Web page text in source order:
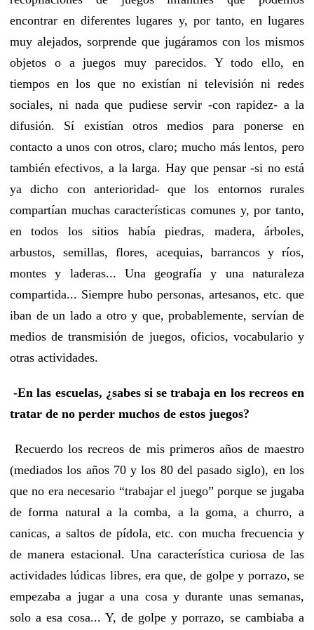
encontrar en diferentes lugares y, por tanto, en lugares
muy alejados, sorprende que jugáramos con los mismos
objetos o a juegos muy parecidos. Y todo ello, en
tiempos en los que no existían ni televisión ni redes
sociales, ni nada que pudiese servir -con rapidez- a la
difusión. Sí existían otros medios para ponerse en
contacto a unos con otros, claro; mucho más lentos, pero
también efectivos, a la larga. Hay que pensar -si no está
ya dicho con anterioridad- que los entornos rurales
compartían muchas características comunes y, por tanto,
en todos los sitios había piedras, madera, árboles,
arbustos, semillas, flores, acequias, barrancos y ríos,
montes y laderas... Una geografía y una naturaleza
compartida... Siempre hubo personas, artesanos, etc. que
iban de un lado a otro y que, probablemente, servían de
medios de transmisión de juegos, oficios, vocabulario y
otras actividades.
-En las escuelas, ¿sabes si se trabaja en los recreos en
tratar de no perder muchos de estos juegos?
Recuerdo los recreos de mis primeros años de maestro
(mediados los años 70 y los 80 del pasado siglo), en los
que no era necesario “trabajar el juego” porque se jugaba
de forma natural a la comba, a la goma, a churro, a
canicas, a saltos de pídola, etc. con mucha frecuencia y
de manera estacional. Una característica curiosa de las
actividades lúdicas libres, era que, de golpe y porrazo, se
empezaba a jugar a una cosa y durante unas semanas,
solo a esa cosa... Y, de golpe y porrazo, se cambiaba a